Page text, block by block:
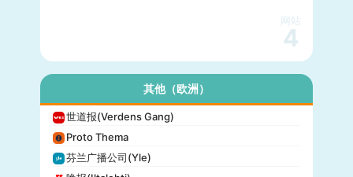
网站
4
其他（欧洲）
世道报(Verdens Gang)
Proto Thema
芬兰广播公司(Yle)